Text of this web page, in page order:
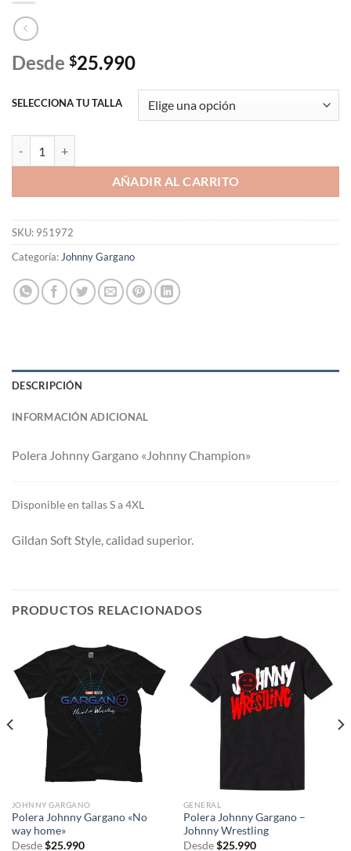
Desde $25.990
SELECCIONA TU TALLA
AÑADIR AL CARRITO
SKU: 951972
Categoría:Johnny Gargano
DESCRIPCIÓN
INFORMACIÓN ADICIONAL
Polera Johnny Gargano «Johnny Champion»
Disponible en tallas S a 4XL
Gildan Soft Style, calidad superior.
PRODUCTOS RELACIONADOS
JOHNNY GARGANO
Polera Johnny Gargano «No
way home»
Desde $25.990
GENERAL
Polera Johnny Gargano –
Johnny Wrestling
Desde $25.990